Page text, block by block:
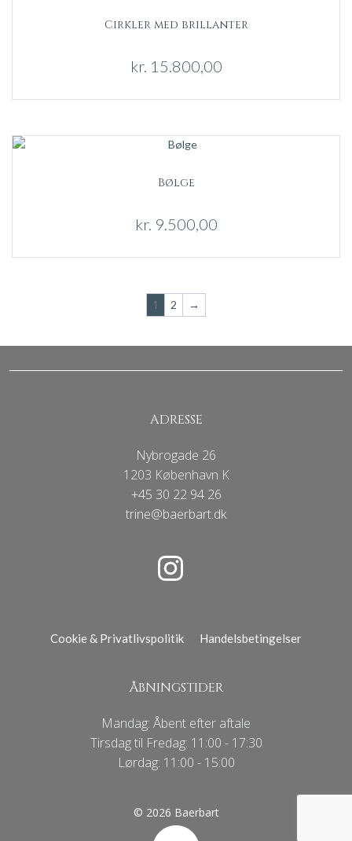
Cirkler med brillanter
kr. 15.800,00
Bølge
kr. 9.500,00
1 2 →
ADRESSE
Nybrogade 26
1203 København K
+45 30 22 94 26
trine@baerbart.dk
Cookie & Privatlivspolitik Handelsbetingelser
ÅBNINGSTIDER
Mandag: Åbent efter aftale
Tirsdag til Fredag: 11:00 - 17:30
Lørdag: 11:00 - 15:00
© 2026 Baerbart